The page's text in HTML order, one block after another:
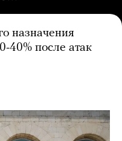
назначения
40% после атак